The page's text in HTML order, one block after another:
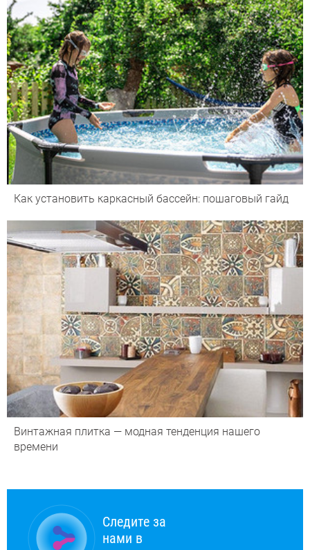
Как установить каркасный бассейн: пошаговый гайд
Винтажная плитка — модная тенденция нашего
времени
Следите за
нами в